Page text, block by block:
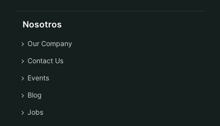
Nosotros
Our Company
Contact Us
Events
Blog
Jobs